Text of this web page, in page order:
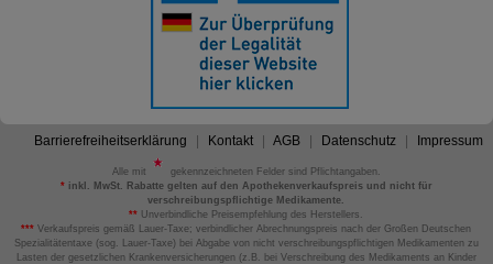
Barrierefreiheitserklärung Kontakt AGB Datenschutz Impressum
Alle mit
gekennzeichneten Felder sind Pflichtangaben.
*inkl. MwSt. Rabatte gelten auf den Apothekenverkaufspreis und nicht für
verschreibungspflichtige Medikamente.
** Unverbindliche Preisempfehlung des Herstellers.
*** Verkaufspreis gemäß Lauer-Taxe; verbindlicher Abrechnungspreis nach der Großen Deutschen
Spezialitätentaxe (sog. Lauer-Taxe) bei Abgabe von nicht verschreibungspflichtigen Medikamenten zu
Lasten der gesetzlichen Krankenversicherungen (z.B. bei Verschreibung des Medikaments an Kinder